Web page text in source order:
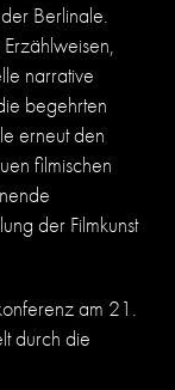
Berlinale.
narrative
begehrten
erneut den
filmischen
der Filmkunst
am 21.
durch die